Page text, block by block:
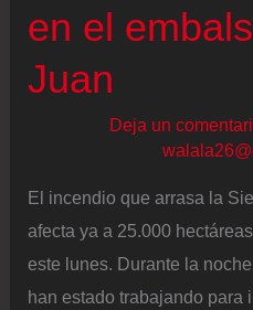
en el
Juan
Deja un
El incendio que arrasa la
afecta ya a 25.000
este lunes. Durante la
han estado trabajando para